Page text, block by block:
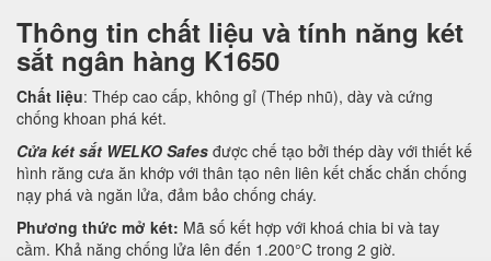
Thông tin chất liệu và tính năng két
sắt ngân hàng K1650
Chất liệu: Thép cao cấp, không gỉ (Thép nhũ), dày và cứng
chống khoan phá két.
Cửa két sắt WELKO Safes được chế tạo bởi thép dày với thiết kế
hình răng cưa ăn khớp với thân tạo nên liên kết chắc chắn chống
nạy phá và ngăn lửa, đảm bảo chống cháy.
Phương thức mở két: Mã số kết hợp với khoá chia bi và tay
cầm. Khả năng chống lửa lên đến 1.200°C trong 2 giờ.